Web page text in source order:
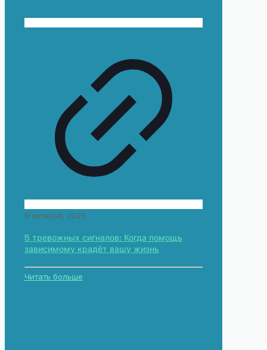
9 октября, 2025
5 тревожных сигналов: Когда помощь
зависимому крадёт вашу жизнь
Читать больше